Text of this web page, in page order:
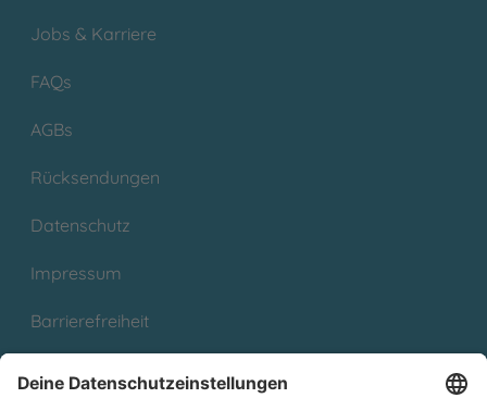
Jobs & Karriere
FAQs
AGBs
Rücksendungen
Datenschutz
Impressum
Barrierefreiheit